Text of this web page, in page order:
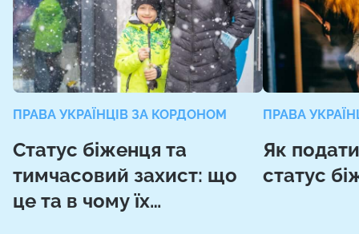
ПРАВА УКРАЇНЦІВ ЗА КОРДОНОМ
Статус біженця та
тимчасовий захист: що
це та в чому їх
ПРАВА
Як
статус